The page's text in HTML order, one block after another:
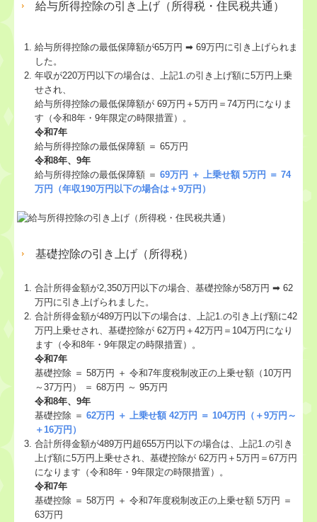
給与所得控除の引き上げ（所得税・住民税共通）
給与所得控除の最低保障額が65万円 ➡ 69万円に引き上げられま
した。
年収が220万円以下の場合は、上記1.の引き上げ額に5万円上乗
せされ、
給与所得控除の最低保障額が 69万円＋5万円＝74万円になりま
す（令和8年・9年限定の時限措置）。
令和7年
給与所得控除の最低保障額 ＝ 65万円
令和8年、9年
給与所得控除の最低保障額 ＝69万円 ＋ 上乗せ額 5万円 ＝ 74
万円（年収190万円以下の場合は＋9万円）
基礎控除の引き上げ（所得税）
合計所得⾦額が2,350万円以下の場合、基礎控除が58万円 ➡ 62
万円に引き上げられました。
合計所得⾦額が489万円以下の場合は、上記1.の引き上げ額に42
万円上乗せされ、基礎控除が 62万円＋42万円＝104万円になり
ます（令和8年・9年限定の時限措置）。
令和7年
基礎控除 ＝ 58万円 ＋ 令和7年度税制改正の上乗せ額（10万円
～37万円） ＝ 68万円 ～ 95万円
令和8年、9年
基礎控除 ＝62万円 ＋ 上乗せ額 42万円 ＝ 104万円（＋9万円～
＋16万円）
合計所得⾦額が489万円超655万円以下の場合は、上記1.の引き
上げ額に5万円上乗せされ、基礎控除が 62万円＋5万円＝67万円
になります（令和8年・9年限定の時限措置）。
令和7年
基礎控除 ＝ 58万円 ＋ 令和7年度税制改正の上乗せ額 5万円 ＝
63万円